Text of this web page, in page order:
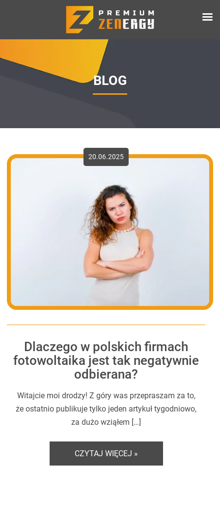
BLOG
20.06.2025
Dlaczego w polskich firmach
fotowoltaika jest tak negatywnie
odbierana?
Witajcie moi drodzy! Z góry was przepraszam za to,
że ostatnio publikuje tylko jeden artykuł tygodniowo,
za dużo wziąłem […]
CZYTAJ WIĘCEJ »